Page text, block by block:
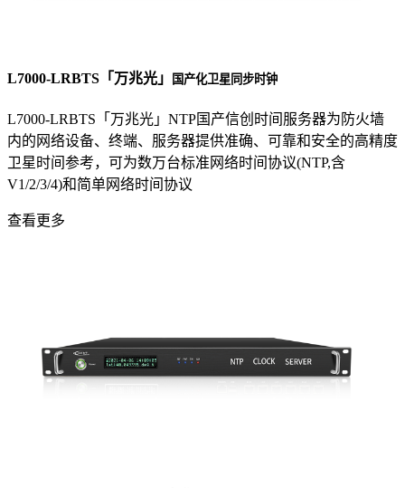
L7000-LRBTS「万兆光」 国产化卫星同步时钟
L7000-LRBTS「万兆光」NTP国产信创时间服务器为防火墙
内的网络设备、终端、服务器提供准确、可靠和安全的高精度
卫星时间参考，可为数万台标准网络时间协议(NTP,含
V1/2/3/4)和简单网络时间协议
查看更多